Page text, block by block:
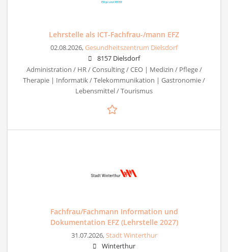
Lehrstelle als ICT-Fachfrau-/mann EFZ
02.08.2026,Gesundheitszentrum Dielsdorf
8157 Dielsdorf
Administration / HR / Consulting / CEO | Medizin / Pflege /
Therapie | Informatik / Telekommunikation | Gastronomie /
Lebensmittel / Tourismus
Fachfrau/Fachmann Information und
Dokumentation EFZ (Lehrstelle 2027)
31.07.2026,Stadt Winterthur
Winterthur